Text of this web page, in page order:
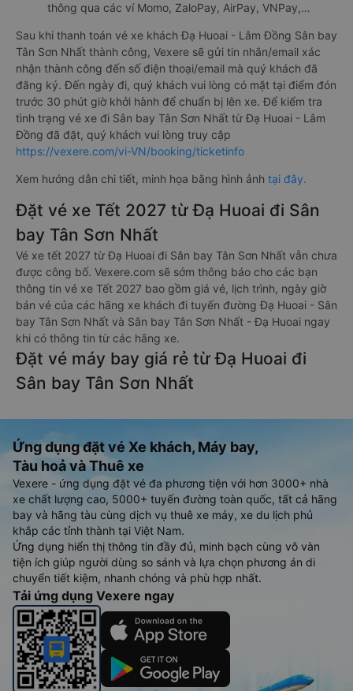
thông qua các ví Momo, ZaloPay, AirPay, VNPay,…
Sau khi thanh toán vé xe khách Đạ Huoai - Lâm Đồng Sân bay
Tân Sơn Nhất thành công, Vexere sẽ gửi tin nhắn/email xác
nhận thành công đến số điện thoại/email mà quý khách đã
đăng ký. Đến ngày đi, quý khách vui lòng có mặt tại điểm đón
trước 30 phút giờ khởi hành để chuẩn bị lên xe. Để kiểm tra
tình trạng vé xe đi Sân bay Tân Sơn Nhất từ Đạ Huoai - Lâm
Đồng đã đặt, quý khách vui lòng truy cập
https://vexere.com/vi-VN/booking/ticketinfo
Xem hướng dẫn chi tiết, minh họa bằng hình ảnh tại đây.
Đặt vé xe Tết 2027 từ Đạ Huoai đi Sân
bay Tân Sơn Nhất
Vé xe tết 2027 từ Đạ Huoai đi Sân bay Tân Sơn Nhất vẫn chưa
được công bố. Vexere.com sẽ sớm thông báo cho các bạn
thông tin vé xe Tết 2027 bao gồm giá vé, lịch trình, ngày giờ
bán vé của các hãng xe khách đi tuyến đường Đạ Huoai - Sân
bay Tân Sơn Nhất và Sân bay Tân Sơn Nhất - Đạ Huoai ngay
khi có thông tin từ các hãng xe.
Đặt vé máy bay giá rẻ từ Đạ Huoai đi
Sân bay Tân Sơn Nhất
Ứng dụng đặt vé Xe khách, Máy bay,
Tàu hoả và Thuê xe
Vexere - ứng dụng đặt vé đa phương tiện với hơn 3000+ nhà
xe chất lượng cao, 5000+ tuyến đường toàn quốc, tất cả hãng
bay và hãng tàu cùng dịch vụ thuê xe máy, xe du lịch phủ
khắp các tỉnh thành tại Việt Nam.
Ứng dụng hiển thị thông tin đầy đủ, minh bạch cùng vô vàn
tiện ích giúp người dùng so sánh và lựa chọn phương án di
chuyển tiết kiệm, nhanh chóng và phù hợp nhất.
Tải ứng dụng Vexere ngay